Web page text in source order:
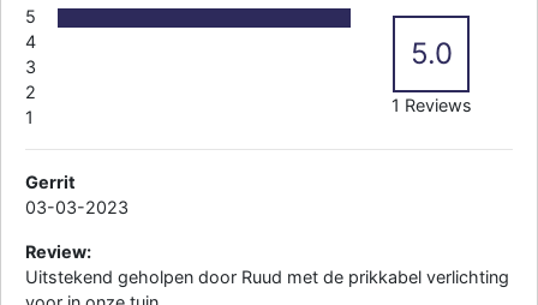
5
4
3
2
1
5.0
1 Reviews
Gerrit
03-03-2023
Review:
Uitstekend geholpen door Ruud met de prikkabel verlichting